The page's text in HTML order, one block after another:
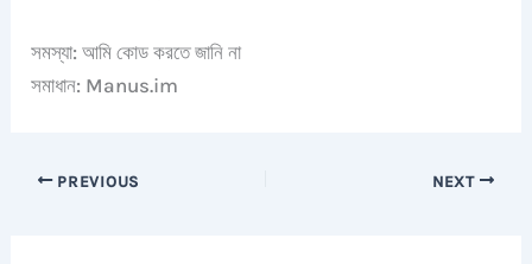
সমস্যা: আমি কোড করতে জানি না
সমাধান: Manus.im
PREVIOUS NEXT